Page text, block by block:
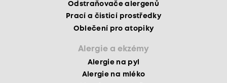
Odstraňovače alergenů
Prací a čisticí prostředky
Oblečení pro atopiky
Alergie a ekzémy
Alergie na pyl
Alergie na mléko